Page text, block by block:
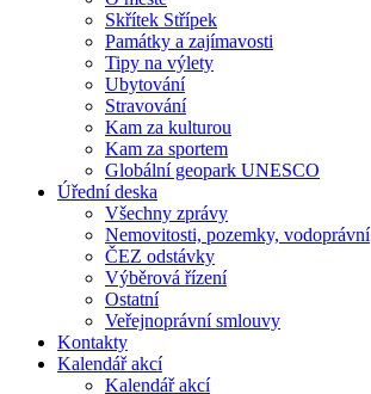
Skřítek Střípek
Památky a zajímavosti
Tipy na výlety
Ubytování
Stravování
Kam za kulturou
Kam za sportem
Globální geopark UNESCO
Úřední deska
Všechny zprávy
Nemovitosti, pozemky, vodoprávní
ČEZ odstávky
Výběrová řízení
Ostatní
Veřejnoprávní smlouvy
Kontakty
Kalendář akcí
Kalendář akcí